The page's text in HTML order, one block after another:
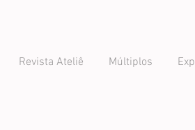
Revista Ateliê Múltiplos